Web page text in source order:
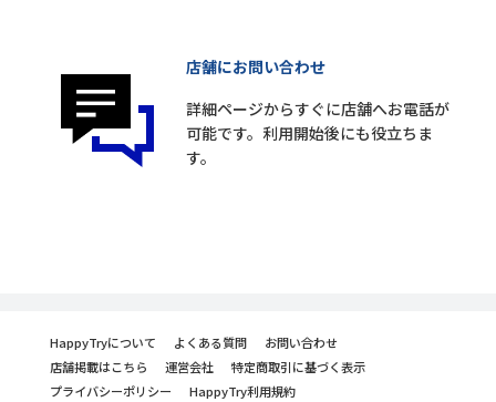
店舗にお問い合わせ
詳細ページからすぐに店舗へお電話が
可能です。利用開始後にも役立ちま
す。
HappyTryについて よくある質問
お問い合わせ
店舗掲載はこちら
運営会社
特定商取引に基づく表示
プライバシーポリシー
HappyTry利用規約